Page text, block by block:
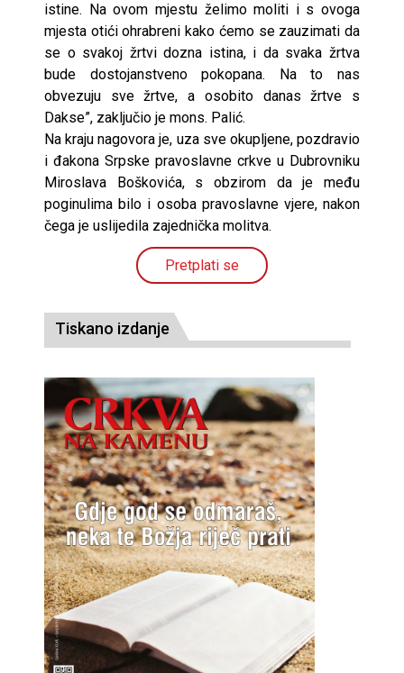
istine. Na ovom mjestu želimo moliti i s ovoga
mjesta otići ohrabreni kako ćemo se zauzimati da
se o svakoj žrtvi dozna istina, i da svaka žrtva
bude dostojanstveno pokopana. Na to nas
obvezuju sve žrtve, a osobito danas žrtve s
Dakse”, zaključio je mons. Palić.
Na kraju nagovora je, uza sve okupljene, pozdravio
i đakona Srpske pravoslavne crkve u Dubrovniku
Miroslava Boškovića, s obzirom da je među
poginulima bilo i osoba pravoslavne vjere, nakon
čega je uslijedila zajednička molitva.
Pretplati se
Tiskano izdanje